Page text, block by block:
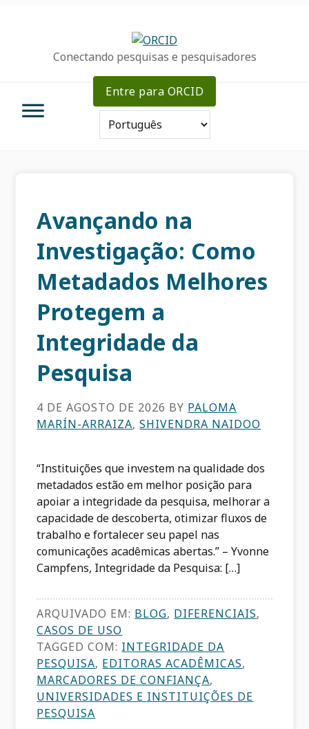
navegaçãoConectando pesquisas e pesquisadores
Entre para ORCID
Avançando na
Investigação: Como
Metadados Melhores
Protegem a
Integridade da
Pesquisa
4 DE AGOSTO DE 2026 BY PALOMA
MARÍN-ARRAIZA,SHIVENDRA NAIDOO
“Instituições que investem na qualidade dos
metadados estão em melhor posição para
apoiar a integridade da pesquisa, melhorar a
capacidade de descoberta, otimizar fluxos de
trabalho e fortalecer seu papel nas
comunicações acadêmicas abertas.” – Yvonne
Campfens, Integridade da Pesquisa: […]
ARQUIVADO EM: BLOG, DIFERENCIAIS,
CASOS DE USO
TAGGED COM: INTEGRIDADE DA
PESQUISA, EDITORAS ACADÊMICAS,
MARCADORES DE CONFIANÇA,
UNIVERSIDADES E INSTITUIÇÕES DE
PESQUISA